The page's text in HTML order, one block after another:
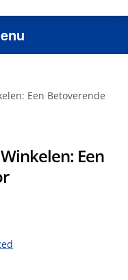
Een Betoverende
Een